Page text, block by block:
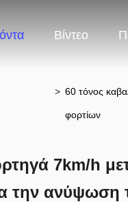
Βίντεο
> 60 τόνος
φορτίων
7km/h
την ανύψωση